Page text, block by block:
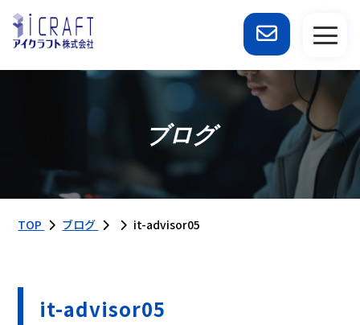
ブログ
TOP ブログ it-advisor05
it-advisor05